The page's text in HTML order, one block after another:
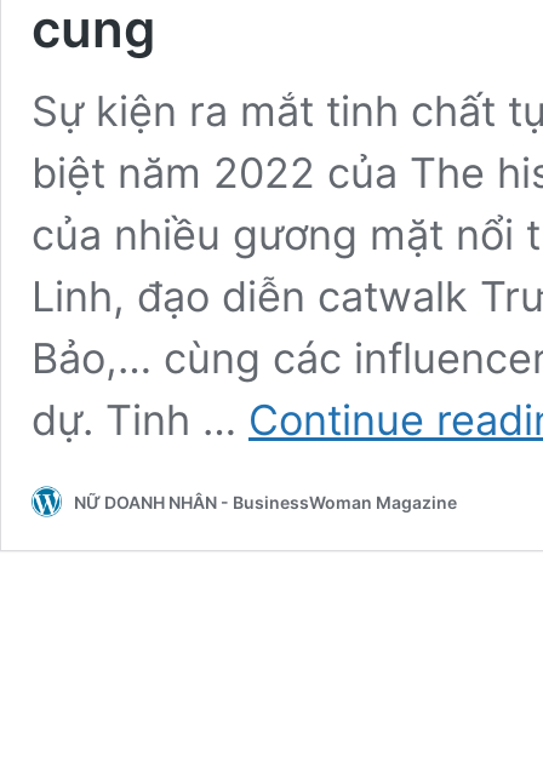
cung
Sự kiện ra mắt tinh chất
biệt năm 2022 của The
của nhiều gương mặt nổi
Linh, đạo diễn catwalk
Bảo,… cùng các
dự. Tinh … Continue
NỮ DOANH NHÂN - BusinessWoman Magazine